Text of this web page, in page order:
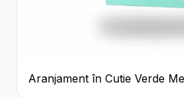
Aranjament în Cutie Verde